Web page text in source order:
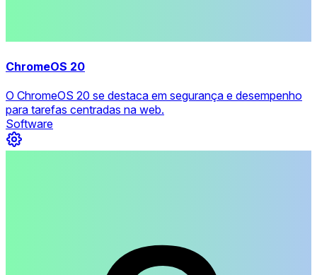
ChromeOS 20
O ChromeOS 20 se destaca em segurança e desempenho
para tarefas centradas na web.
Software